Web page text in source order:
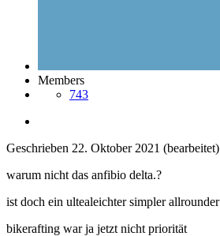
Members
743
Geschrieben 22. Oktober 2021 (bearbeitet)
warum nicht das anfibio delta.?
ist doch ein ultealeichter simpler allrounder
bikerafting war ja jetzt nicht priorität